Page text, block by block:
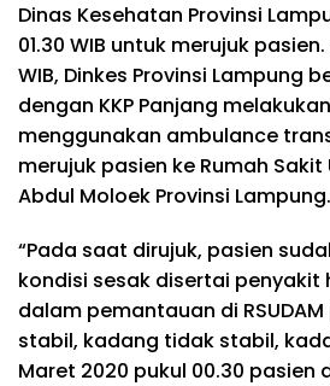
Dinas Kesehatan Provinsi
01.30 WIB untuk merujuk
WIB, Dinkes Provinsi Lampung
dengan KKP Panjang
menggunakan ambulance
merujuk pasien ke Rumah Sakit
Abdul Moloek Provinsi Lampung.
“Pada saat dirujuk, pasien
kondisi sesak disertai penyakit
dalam pemantauan di
stabil, kadang tidak stabil,
Maret 2020 pukul 00.30 pasien